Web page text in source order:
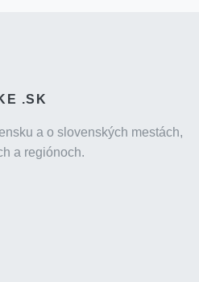
.SK
a o slovenských mestách,
a regiónoch.